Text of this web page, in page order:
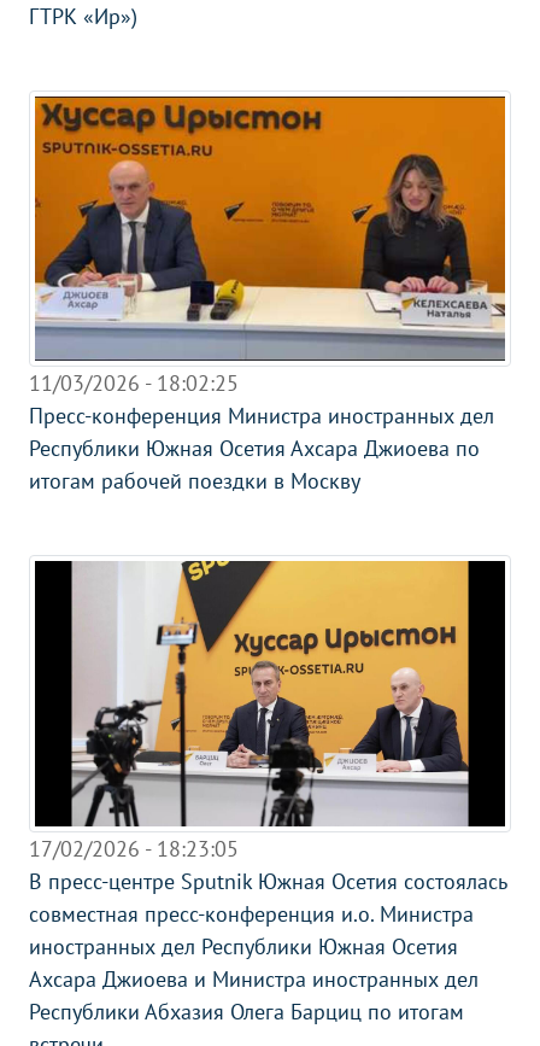
ГТРК «Ир»)
11/03/2026 - 18:02:25
Пресс-конференция Министра иностранных дел
Республики Южная Осетия Ахсара Джиоева по
итогам рабочей поездки в Москву
17/02/2026 - 18:23:05
В пресс-центре Sputnik Южная Осетия состоялась
совместная пресс-конференция и.о. Министра
иностранных дел Республики Южная Осетия
Ахсара Джиоева и Министра иностранных дел
Республики Абхазия Олега Барциц по итогам